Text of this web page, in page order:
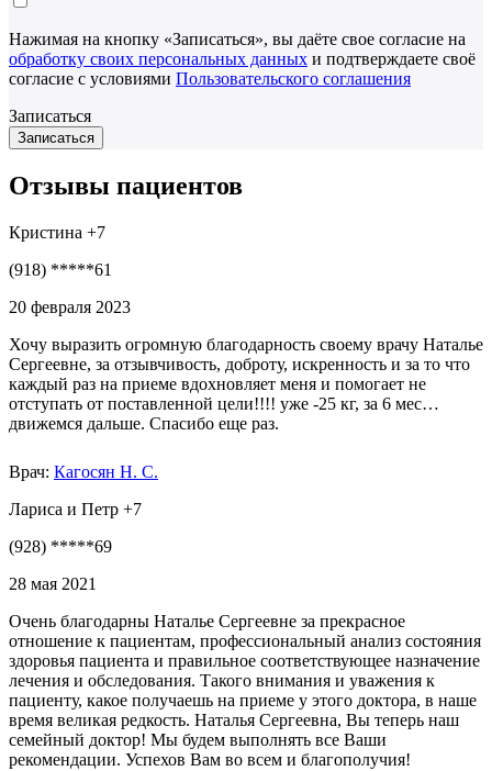
Нажимая на кнопку «Записаться», вы даёте свое согласие на
обработку своих персональных данных и подтверждаете своё
согласие с условиями Пользовательского соглашения
Записаться
Отзывы пациентов
Кристина +7
(918) *****61
20 февраля 2023
Хочу выразить огромную благодарность своему врачу Наталье
Сергеевне, за отзывчивость, доброту, искренность и за то что
каждый раз на приеме вдохновляет меня и помогает не
отступать от поставленной цели!!!! уже -25 кг, за 6 мес…
движемся дальше. Спасибо еще раз.
Врач: Кагосян Н. С.
Лариса и Петр +7
(928) *****69
28 мая 2021
Очень благодарны Наталье Сергеевне за прекрасное
отношение к пациентам, профессиональный анализ состояния
здоровья пациента и правильное соответствующее назначение
лечения и обследования. Такого внимания и уважения к
пациенту, какое получаешь на приеме у этого доктора, в наше
время великая редкость. Наталья Сергеевна, Вы теперь наш
семейный доктор! Мы будем выполнять все Ваши
рекомендации. Успехов Вам во всем и благополучия!